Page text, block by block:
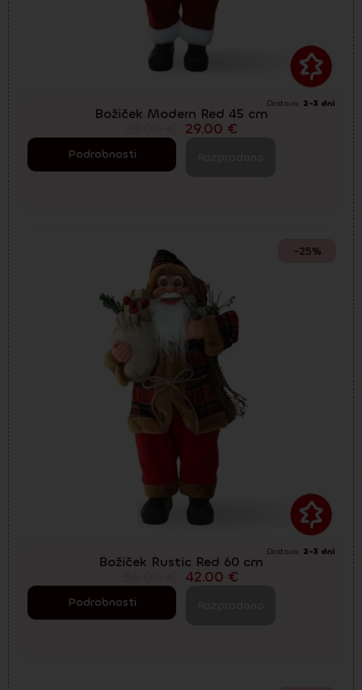
Dostava: 2-3 dni
Božiček Modern Red 45 cm
29.00 €
Podrobnosti
-25%
Dostava: 2-3 dni
Božiček Rustic Red 60 cm
42.00 €
Podrobnosti